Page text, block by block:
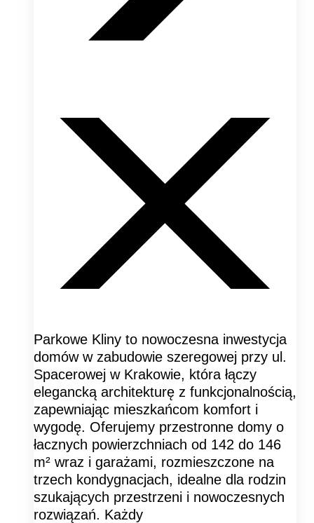
Parkowe Kliny to nowoczesna inwestycja
domów w zabudowie szeregowej przy ul.
Spacerowej w Krakowie, która łączy
elegancką architekturę z funkcjonalnością,
zapewniając mieszkańcom komfort i
wygodę. Oferujemy przestronne domy o
łacznych powierzchniach od 142 do 146
m² wraz i garażami, rozmieszczone na
trzech kondygnacjach, idealne dla rodzin
szukających przestrzeni i nowoczesnych
rozwiązań. Każdy